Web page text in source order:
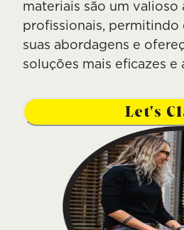
materiais são um valioso
profissionais, permitindo
suas abordagens e
soluções mais eficazes e
Let's